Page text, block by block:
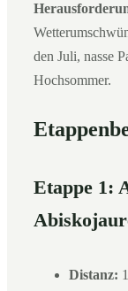
den Juli, nasse
Hochsommer.
Etappe 1:
Distanz: